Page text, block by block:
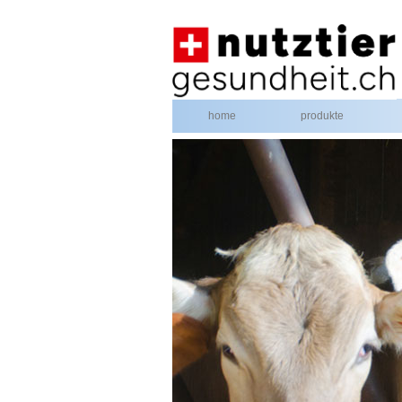
home produkte